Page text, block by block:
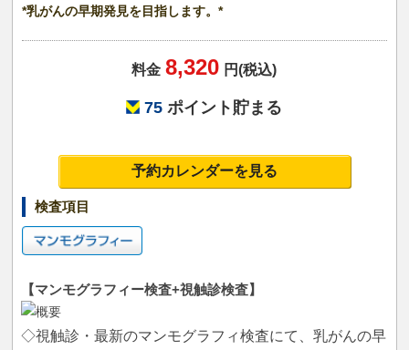
*乳がんの早期発見を目指します。*
料金 8,320 円(税込)
75ポイント貯まる
予約カレンダーを見る
検査項目
【マンモグラフィー検査+視触診検査】
◇視触診・最新のマンモグラフィ検査にて、乳がんの早